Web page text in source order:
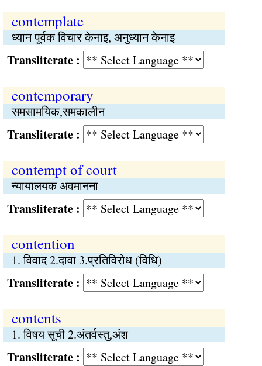
contemplate
ध्यान पूर्वक विचार केनाइ, अनुध्यान केनाइ
:
contemporary
समसामयिक,समकालीन
:
contempt of court
न्यायालयक अवमानना
:
contention
1. विवाद 2.दावा 3.प्रतिविरोध (विधि)
:
contents
1. विषय सूची 2.अंतर्वस्तु,अंश
: